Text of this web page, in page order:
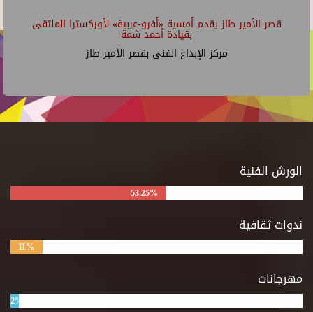
قصر الأمير طاز يقدم أمسية «أفرو-عربية» لأوركسترا الملتقى
بقيادة أحمد شمة
مركز الإبداع الفنى بقصر الأمير طاز
الورش الفنية
53.25%
ندوات ثقافية
11%
مهرجانات
2%